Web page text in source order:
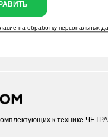
наобработку персональных
к технике ЧЕТРА